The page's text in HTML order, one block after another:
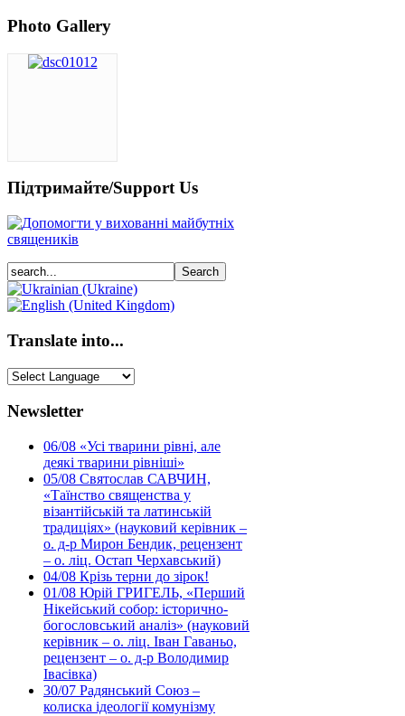
Photo Gallery
Підтримайте/Support Us
Translate into...
Newsletter
06/08 «Усі тварини рівні, але
деякі тварини рівніші»
05/08 Святослав САВЧИН,
«Таїнство священства у
візантійській та латинській
традиціях» (науковий керівник –
о. д-р Мирон Бендик, рецензент
– о. ліц. Остап Черхавський)
04/08 Крізь терни до зірок!
01/08 Юрій ГРИГЕЛЬ, «Перший
Нікейський собор: історично-
богословський аналіз» (науковий
керівник – о. ліц. Іван Гаваньо,
рецензент – о. д-р Володимир
Івасівка)
30/07 Радянський Союз –
колиска ідеології комунізму